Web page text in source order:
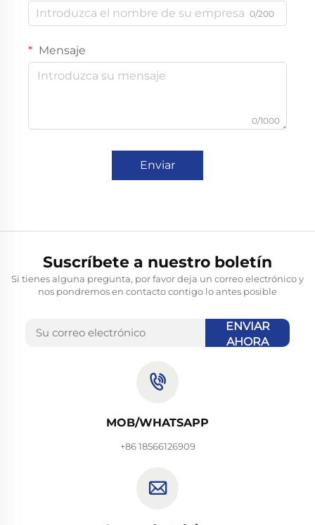
0/200
Mensaje
0/1000
Enviar
Suscríbete a nuestro boletín
Si tienes alguna pregunta, por favor deja un correo electrónico y
nos pondremos en contacto contigo lo antes posible
ENVIAR
AHORA
MOB/WHATSAPP
+86 18566126909